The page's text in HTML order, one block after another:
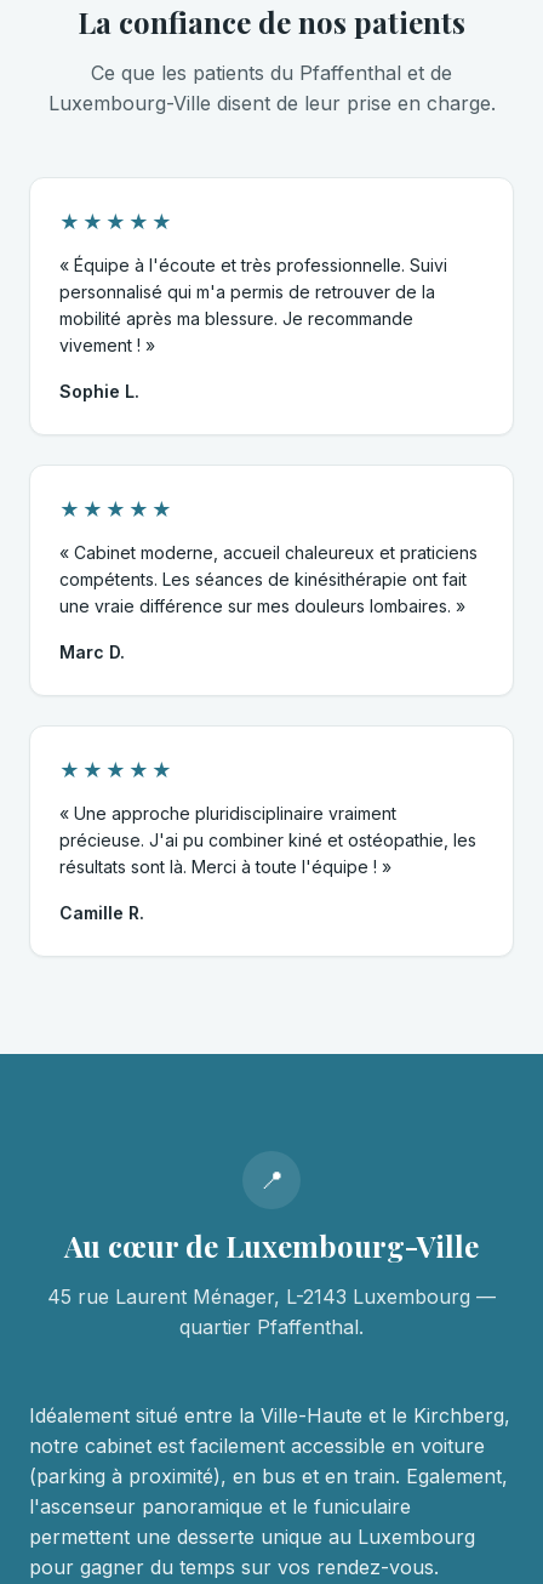
La confiance de nos patients
Ce que les patients du Pfaffenthal et de
Luxembourg-Ville disent de leur prise en charge.
★★★★★
« Équipe à l'écoute et très professionnelle. Suivi
personnalisé qui m'a permis de retrouver de la
mobilité après ma blessure. Je recommande
vivement ! »
Sophie L.
★★★★★
« Cabinet moderne, accueil chaleureux et praticiens
compétents. Les séances de kinésithérapie ont fait
une vraie différence sur mes douleurs lombaires. »
Marc D.
★★★★★
« Une approche pluridisciplinaire vraiment
précieuse. J'ai pu combiner kiné et ostéopathie, les
résultats sont là. Merci à toute l'équipe ! »
Camille R.
📍
Au cœur de Luxembourg-Ville
45 rue Laurent Ménager, L-2143 Luxembourg —
quartier Pfaffenthal.
Idéalement situé entre la Ville-Haute et le Kirchberg,
notre cabinet est facilement accessible en voiture
(parking à proximité), en bus et en train. Egalement,
l'ascenseur panoramique et le funiculaire
permettent une desserte unique au Luxembourg
pour gagner du temps sur vos rendez-vous.